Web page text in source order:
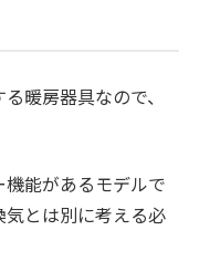
暖房器具なので、
能があるモデルで
とは別に考える必